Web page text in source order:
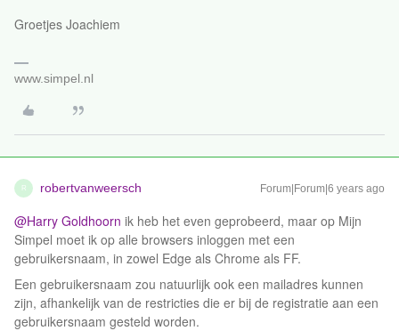
Groetjes Joachiem
www.simpel.nl
R robertvanweersch Forum|Forum|6 years ago
@Harry Goldhoorn ik heb het even geprobeerd, maar op Mijn
Simpel moet ik op alle browsers inloggen met een
gebruikersnaam, in zowel Edge als Chrome als FF.
Een gebruikersnaam zou natuurlijk ook een mailadres kunnen
zijn, afhankelijk van de restricties die er bij de registratie aan een
gebruikersnaam gesteld worden.